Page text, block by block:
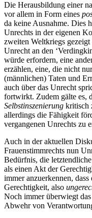
Die Herausbildung einer
vor allem in Form eines
da keine Ausnahme. Dies
Unrechts in der eigenen
zweiten Weltkriegs
Unrecht an den
würde erfordern, eine
erzählen, eine, die nicht
(männlichen) Taten und
auch über das Unrecht
fortwirkt. Zudem gälte es,
Selbstinszenierung kritisch
allerdings die Fähigkeit
vergangenen Unrechts zu
Auch in der aktuellen
Frauenstimmrechts nun
Bedürfnis, die
als einen Akt der
immer anzuerkennen,
Gerechtigkeit, also
Noch immer überwiegt
Abwehr von